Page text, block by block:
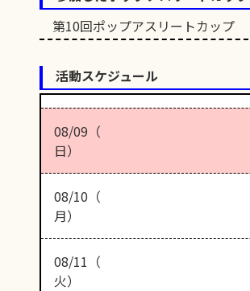
第10回ポップアスリートカップ
活動スケジュール
08/09（
日）
08/10（
月）
08/11（
火）